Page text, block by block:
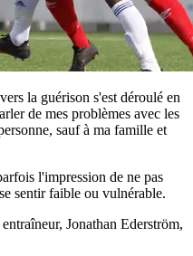
la guérison s'est déroulé en
de mes problèmes avec les
sauf à ma famille et
l'impression de ne pas
sentir faible ou vulnérable.
Jonathan Ederström,